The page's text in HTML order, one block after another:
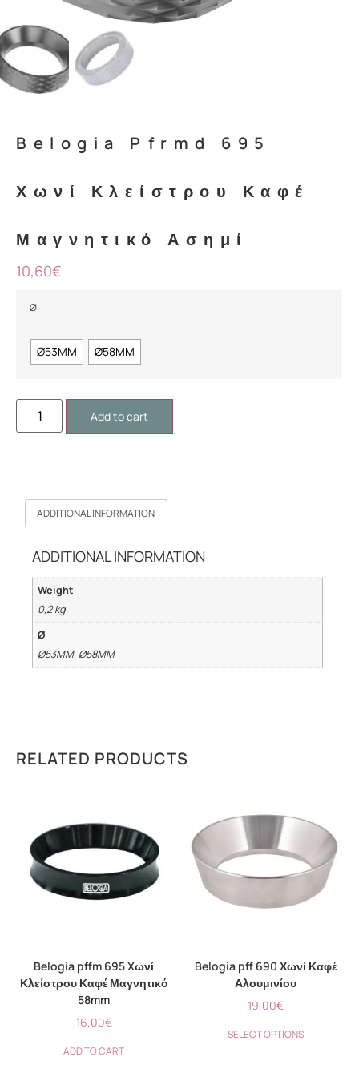
Mark links
Belogia Pfrmd 695
Χωνί Κλείστρου Καφέ
Μαγνητικό Ασημί
10,60€
Ø
Ø53MM Ø58MM
Add to cart
ADDITIONAL INFORMATION
ADDITIONAL INFORMATION
Weight
0,2 kg
Ø
Ø53MM, Ø58MM
RELATED PRODUCTS
Belogia pffm 695 Xωνί
Κλείστρου Καφέ Μαγνητικό
58mm
16,00€
ADD TO CART
Belogia pff 690 Χωνί Καφέ
Αλουμινίου
19,00€
SELECT OPTIONS